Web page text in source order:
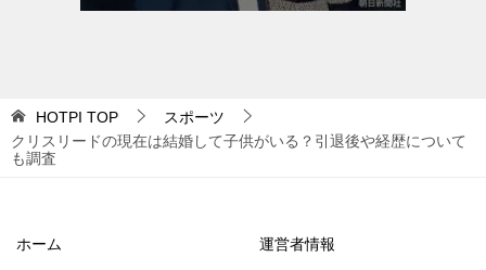
HOTPI TOP
スポーツ
クリスリードの現在は結婚して子供がいる？引退後や経歴について
も調査
ホーム 運営者情報